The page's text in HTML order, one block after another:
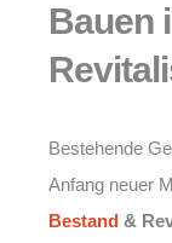
Bauen
Bestehende
Anfang neuer
Bestand &